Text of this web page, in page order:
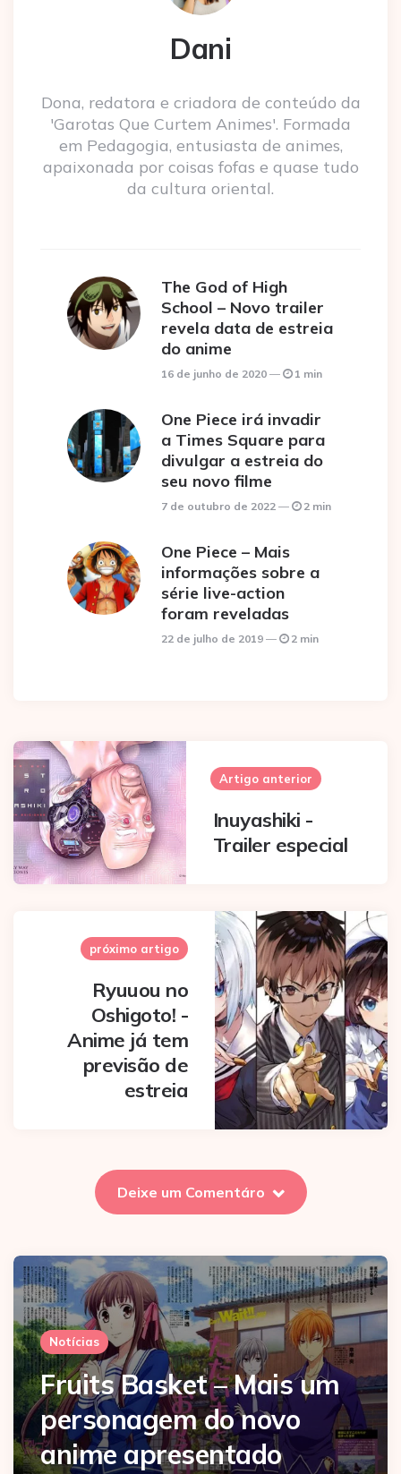
Dani
Dona, redatora e criadora de conteúdo da
'Garotas Que Curtem Animes'. Formada
em Pedagogia, entusiasta de animes,
apaixonada por coisas fofas e quase tudo
da cultura oriental.
The God of High
School – Novo trailer
revela data de estreia
do anime
16 de junho de 2020 1 min
One Piece irá invadir
a Times Square para
divulgar a estreia do
seu novo filme
7 de outubro de 2022 2 min
One Piece – Mais
informações sobre a
série live-action
foram reveladas
22 de julho de 2019 2 min
Post
navigation
Artigo anterior
Inuyashiki -
Trailer especial
próximo artigo
Ryuuou no
Oshigoto! -
Anime já tem
previsão de
estreia
Deixe um Comentáro
Notícias
Fruits Basket – Mais um
personagem do novo
anime apresentado